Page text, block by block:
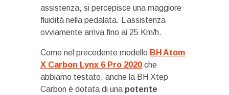
assistenza, si percepisce una maggiore
fluidità nella pedalata. L’assistenza
ovviamente arriva fino ai 25 Km/h.
Come nel precedente modello BH Atom
X Carbon Lynx 6 Pro 2020 che
abbiamo testato, anche la BH Xtep
Carbon è dotata di una potente